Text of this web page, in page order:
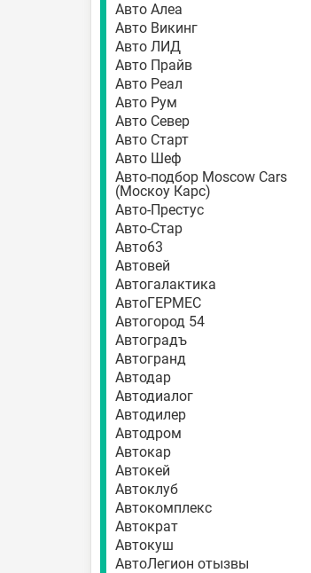
Авто Алеа
Авто Викинг
Авто ЛИД
Авто Прайв
Авто Реал
Авто Рум
Авто Север
Авто Старт
Авто Шеф
Авто-подбор Moscow Cars
(Москоу Карс)
Авто-Престус
Авто-Стар
Авто63
Автовей
Автогалактика
АвтоГЕРМЕС
Автогород 54
Автоградъ
Автогранд
Автодар
Автодиалог
Автодилер
Автодром
Автокар
Автокей
Автоклуб
Автокомплекс
Автократ
Автокуш
АвтоЛегион отызвы